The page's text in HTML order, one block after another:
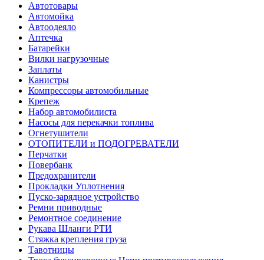
Автотовары
Автомойка
Автоодеяло
Аптечка
Батарейки
Вилки нагрузочные
Заплаты
Канистры
Компрессоры автомобильные
Крепеж
Набор автомобилиста
Насосы для перекачки топлива
Огнетушители
ОТОПИТЕЛИ и ПОДОГРЕВАТЕЛИ
Перчатки
Повербанк
Предохранители
Прокладки Уплотнения
Пуско-зарядное устройство
Ремни приводные
Ремонтное соединение
Рукава Шланги РТИ
Стяжка крепления груза
Тавотницы